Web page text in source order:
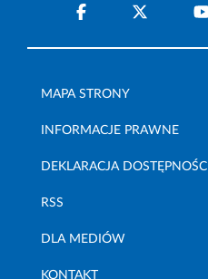
MAPA STRONY
INFORMACJE PRAWNE
DEKLARACJA DOSTĘPNOŚCI
RSS
DLA MEDIÓW
KONTAKT